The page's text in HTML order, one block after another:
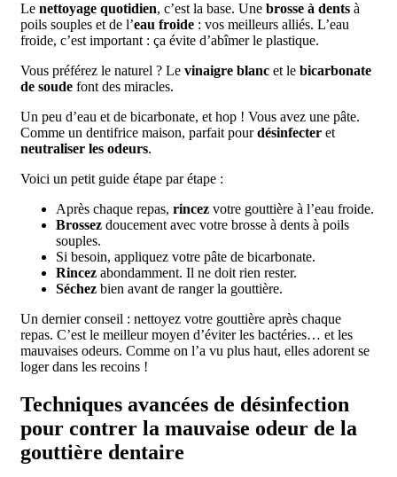
Le nettoyage quotidien, c’est la base. Une brosse à dents à
poils souples et de l’eau froide : vos meilleurs alliés. L’eau
froide, c’est important : ça évite d’abîmer le plastique.
Vous préférez le naturel ? Le vinaigre blanc et le bicarbonate
de soude font des miracles.
Un peu d’eau et de bicarbonate, et hop ! Vous avez une pâte.
Comme un dentifrice maison, parfait pourdésinfecter et
neutraliser les odeurs.
Voici un petit guide étape par étape :
Après chaque repas, rincez votre gouttière à l’eau froide.
Brossez doucement avec votre brosse à dents à poils
souples.
Si besoin, appliquez votre pâte de bicarbonate.
Rincez abondamment. Il ne doit rien rester.
Séchez bien avant de ranger la gouttière.
Un dernier conseil : nettoyez votre gouttière après chaque
repas. C’est le meilleur moyen d’éviter les bactéries… et les
mauvaises odeurs. Comme on l’a vu plus haut, elles adorent se
loger dans les recoins !
Techniques avancées de désinfection
pour contrer la mauvaise odeur de la
gouttière dentaire